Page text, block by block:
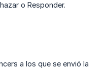
o Responder.
a los que se envió la